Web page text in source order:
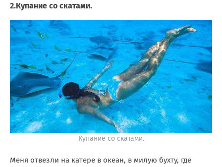
2.Купание со скатами.
Купание со скатами.
Меня отвезли на катере в океан, в милую бухту, где